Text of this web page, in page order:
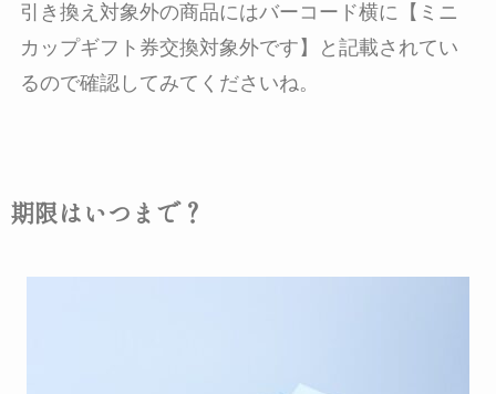
引き換え対象外の商品にはバーコード横に【ミニ
カップギフト券交換対象外です】と記載されてい
るので確認してみてくださいね。
期限はいつまで？